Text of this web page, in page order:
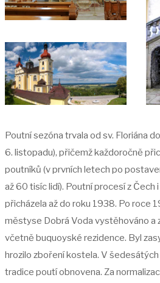
Poutní sezóna trvala od sv. Floriána
6. listopadu), přičemž každoročně
poutníků (v prvních letech po
až 60 tisíc lidí). Poutní procesí z Čech
přicházela až do roku 1938. Po roce
městyse Dobrá Voda vystěhováno a
včetně buquoyské rezidence. Byl
hrozilo zboření kostela. V
tradice poutí obnovena. Za